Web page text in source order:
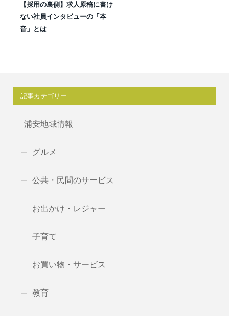
【採用の裏側】求人原稿に書け
ない社員インタビューの「本
音」とは
記事カテゴリー
浦安地域情報
グルメ
公共・民間のサービス
お出かけ・レジャー
子育て
お買い物・サービス
教育